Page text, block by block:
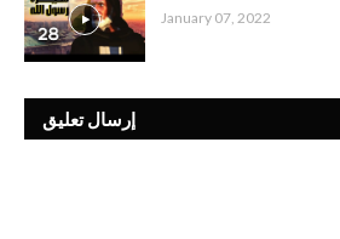
January 07, 2022
إرسال تعليق